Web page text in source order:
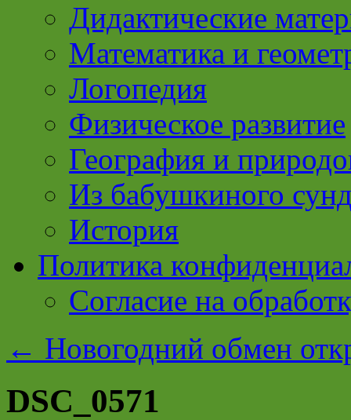
Дидактические
Математика и
Логопедия
Физическое развитие
География и
Из бабушкиного
История
Политика
Согласие на
← Новогодний обмен
DSC_0571